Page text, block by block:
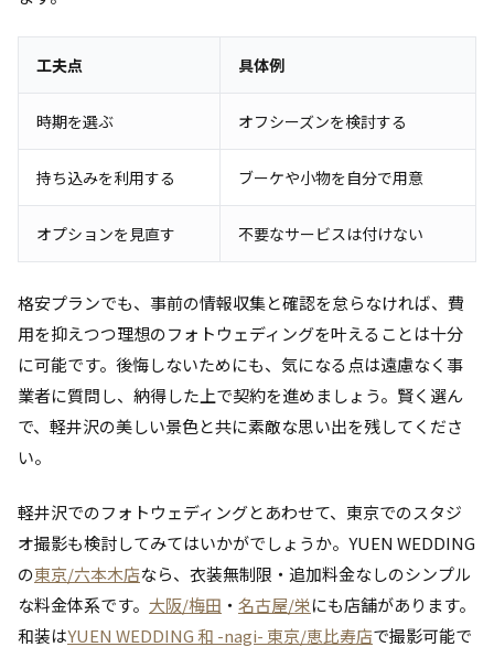
工夫点 具体例
時期を選ぶ オフシーズンを検討する
持ち込みを利用する ブーケや小物を自分で用意
オプションを見直す 不要なサービスは付けない
格安プランでも、事前の情報収集と確認を怠らなければ、費
用を抑えつつ理想のフォトウェディングを叶えることは十分
に可能です。後悔しないためにも、気になる点は遠慮なく事
業者に質問し、納得した上で契約を進めましょう。賢く選ん
で、軽井沢の美しい景色と共に素敵な思い出を残してくださ
い。
軽井沢でのフォトウェディングとあわせて、東京でのスタジ
オ撮影も検討してみてはいかがでしょうか。YUEN WEDDING
の東京/六本木店なら、衣装無制限・追加料金なしのシンプル
な料金体系です。 大阪/梅田 ・ 名古屋/栄にも店舗があります。
和装はYUEN WEDDING 和 -nagi- 東京/恵比寿店で撮影可能で